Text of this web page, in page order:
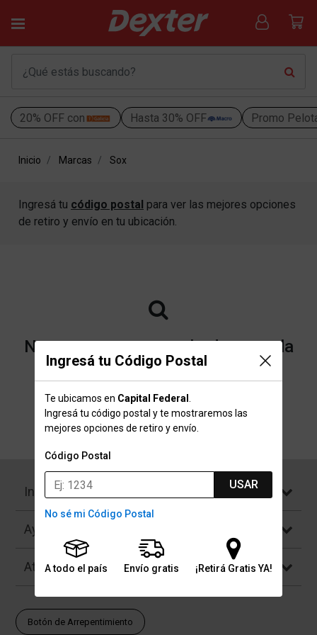
20% OFF con Hasta 30% OFF Promo
Ingresá tu Código Postal
Te ubicamos en Capital Federal
Ingresá tu código postal y te mostraremos las
mejores opciones de retiro y envío.
Código Postal
USAR
No sé mi Código Postal
A todo el país Envío gratis ¡Retirá Gratis YA!
Inicio Marcas Sox
Ingresá tu código postal para ver las mejores opciones
de retiro y envío en tu ubicación.
No encontramos resultados para la
categoría "Sox" que buscaste.
Volver a la página de inicio
Institucional
Ayuda
Atención al Cliente
Botón de Arrepentimiento